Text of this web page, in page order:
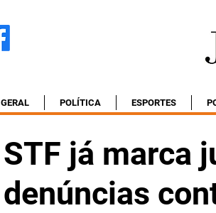
GERAL POLÍTICA ESPORTES
STF já marca
denúncias